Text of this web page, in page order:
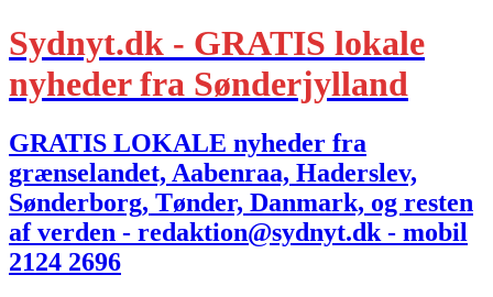
Sydnyt.dk - GRATIS lokale
nyheder fra Sønderjylland
GRATIS LOKALE nyheder fra
grænselandet, Aabenraa, Haderslev,
Sønderborg, Tønder, Danmark, og resten
af verden - redaktion@sydnyt.dk - mobil
2124 2696